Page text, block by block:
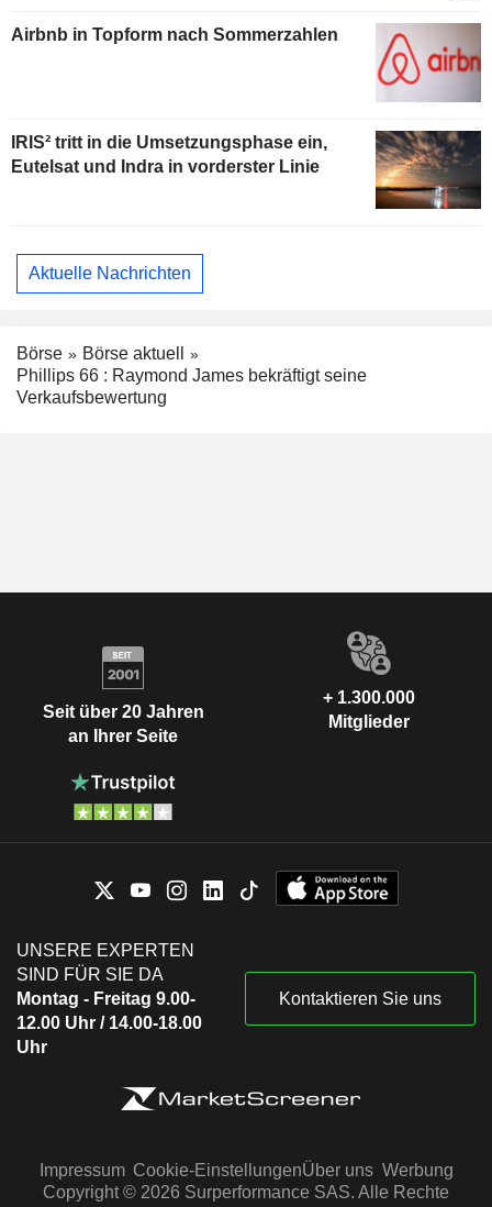
Airbnb in Topform nach Sommerzahlen
IRIS² tritt in die Umsetzungsphase ein,
Eutelsat und Indra in vorderster Linie
Aktuelle Nachrichten
Börse
Börse aktuell
Phillips 66 : Raymond James bekräftigt seine
Verkaufsbewertung
Seit über 20 Jahren
an Ihrer Seite
+ 1.300.000
Mitglieder
UNSERE EXPERTEN
SIND FÜR SIE DA
Montag - Freitag 9.00-
12.00 Uhr / 14.00-18.00
Uhr
Kontaktieren Sie uns
Impressum Cookie-EinstellungenÜber uns Werbung
Copyright © 2026 Surperformance SAS. Alle Rechte